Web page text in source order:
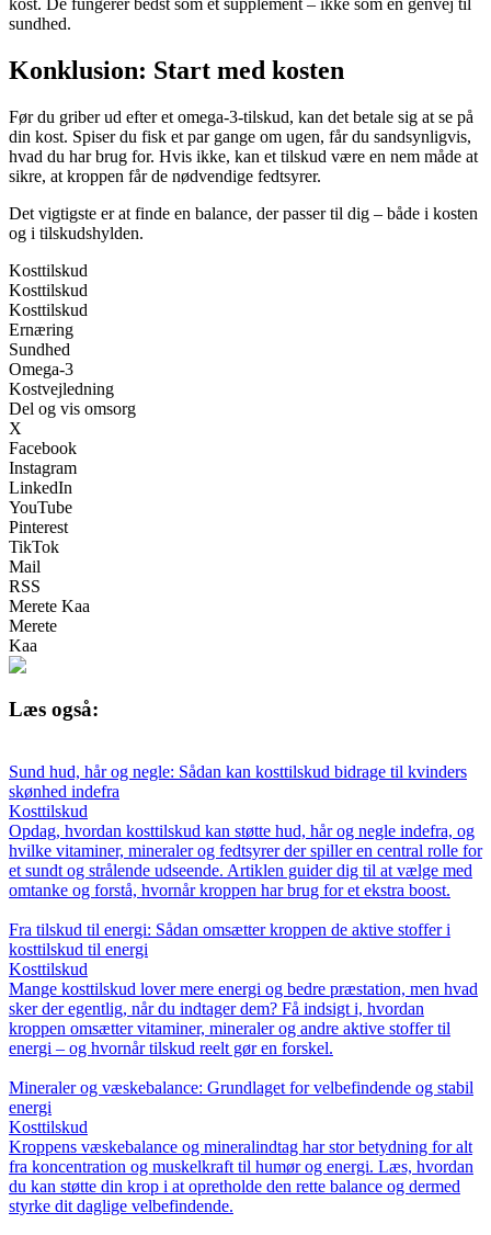
kost. De fungerer bedst som et supplement – ikke som en genvej til
sundhed.
Konklusion: Start med kosten
Før du griber ud efter et omega-3-tilskud, kan det betale sig at se på
din kost. Spiser du fisk et par gange om ugen, får du sandsynligvis,
hvad du har brug for. Hvis ikke, kan et tilskud være en nem måde at
sikre, at kroppen får de nødvendige fedtsyrer.
Det vigtigste er at finde en balance, der passer til dig – både i kosten
og i tilskudshylden.
Kosttilskud
Kosttilskud
Kosttilskud
Ernæring
Sundhed
Omega-3
Kostvejledning
Del og vis omsorg
X
Facebook
Instagram
LinkedIn
YouTube
Pinterest
TikTok
Mail
RSS
Merete Kaa
Merete
Kaa
Læs også:
Sund hud, hår og negle: Sådan kan kosttilskud bidrage til kvinders
skønhed indefra
Kosttilskud
Opdag, hvordan kosttilskud kan støtte hud, hår og negle indefra, og
hvilke vitaminer, mineraler og fedtsyrer der spiller en central rolle for
et sundt og strålende udseende. Artiklen guider dig til at vælge med
omtanke og forstå, hvornår kroppen har brug for et ekstra boost.
Fra tilskud til energi: Sådan omsætter kroppen de aktive stoffer i
kosttilskud til energi
Kosttilskud
Mange kosttilskud lover mere energi og bedre præstation, men hvad
sker der egentlig, når du indtager dem? Få indsigt i, hvordan
kroppen omsætter vitaminer, mineraler og andre aktive stoffer til
energi – og hvornår tilskud reelt gør en forskel.
Mineraler og væskebalance: Grundlaget for velbefindende og stabil
energi
Kosttilskud
Kroppens væskebalance og mineralindtag har stor betydning for alt
fra koncentration og muskelkraft til humør og energi. Læs, hvordan
du kan støtte din krop i at opretholde den rette balance og dermed
styrke dit daglige velbefindende.